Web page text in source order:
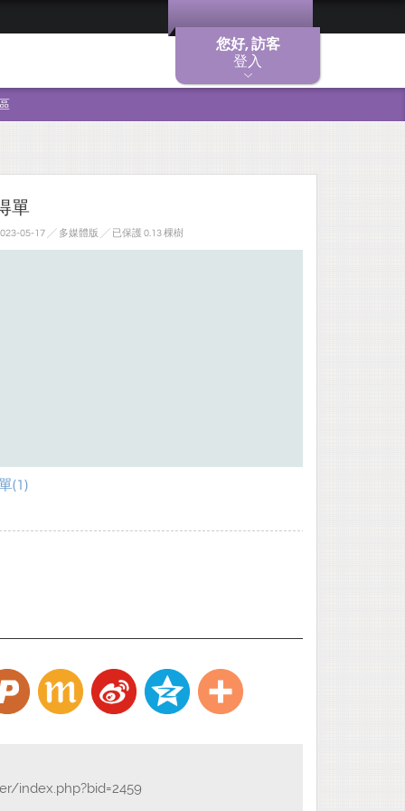
您好, 訪客
登入
單
05-17 ╱ 多媒體版 ╱ 已保護 0.13 棵樹
(1)
index.php?bid=2459